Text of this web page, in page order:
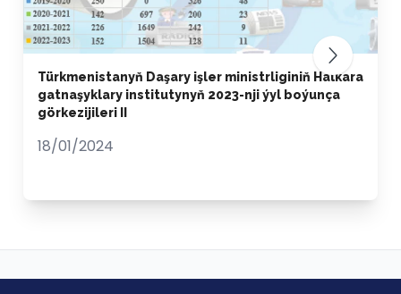
Türkmenistanyň Daşary işler ministrliginiň Halkara
gatnaşyklary institutynyň 2023-nji ýyl boýunça
görkezijileri II
18/01/2024